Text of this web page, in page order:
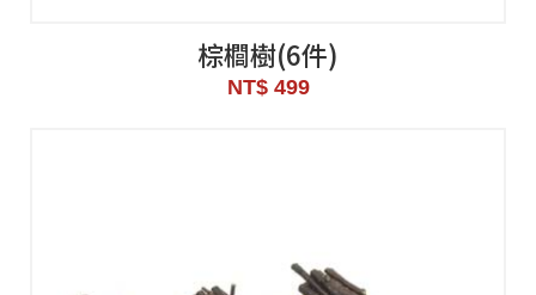
棕櫚樹(6件)
NT$ 499